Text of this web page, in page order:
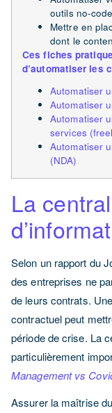
outils no-code
Mettre en
dont le
Ces fiches
d’automatiser les
Automatiser
Automatiser
Automatiser
services
Automatiser
(NDA)
La
Selon un rapport du
des entreprises ne
de leurs contrats.
contractuel peut
période de crise. La
particulièrement
Management vs
Assurer la maîtrise